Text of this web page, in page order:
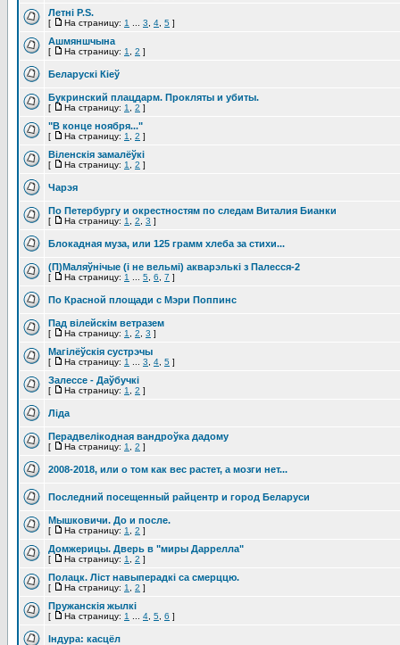
Летні P.S.
[ На страницу: 1 3 4 5 ]
Ашмяншчына
[ На страницу: 1 2 ]
Беларускі Кіеў
Букринский плацдарм. Прокляты и убиты.
[ На страницу: 1 2 ]
"В конце ноября..."
[ На страницу: 1 2 ]
Віленскія замалёўкі
[ На страницу: 1 2 ]
Чарэя
По Петербургу и окрестностям по следам Виталия Бианки
[ На страницу: 1 2 3 ]
Блокадная муза, или 125 грамм хлеба за стихи...
(П)Маляўнічые (і не вельмі) акварэлькі з Палесся-2
[ На страницу: 1 5 6 7 ]
По Красной площади с Мэри Поппинс
Пад вілейскім ветразем
[ На страницу: 1 2 3 ]
Магілёўскія сустрэчы
[ На страницу: 1 3 4 5 ]
Залессе - Даўбучкі
[ На страницу: 1 2 ]
Ліда
Перадвелікодная вандроўка дадому
[ На страницу: 1 2 ]
2008-2018, или о том как вес растет, а мозги нет...
Последний посещенный райцентр и город Беларуси
Мышковичи. До и после.
[ На страницу: 1 2 ]
Домжерицы. Дверь в "миры Даррелла"
[ На страницу: 1 2 ]
Полацк. Ліст навыперадкі са смерццю.
[ На страницу: 1 2 ]
Пружанскія жылкі
[ На страницу: 1 4 5 6 ]
Індура: касцёл